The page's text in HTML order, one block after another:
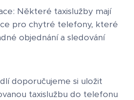
Některé taxislužby mají
pro chytré telefony, které
objednání a sledování
doporučujeme si uložit
taxislužbu do telefonu